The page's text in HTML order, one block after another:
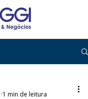
1 min de leitura